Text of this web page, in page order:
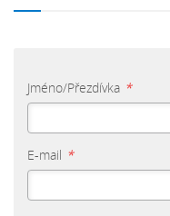
Jméno/Přezdívka *
E-mail *